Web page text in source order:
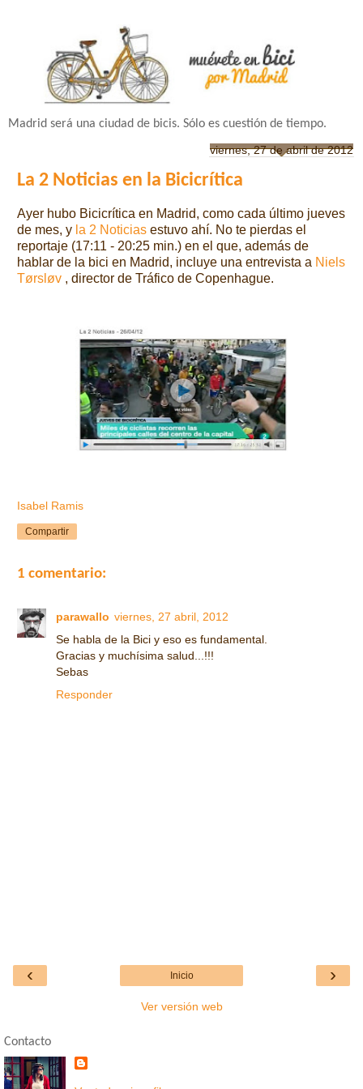
Madrid será una ciudad de bicis. Sólo es cuestión de tiempo.
viernes, 27 de abril de 2012
La 2 Noticias en la Bicicrítica
Ayer hubo Bicicrítica en Madrid, como cada último jueves
de mes, y la 2 Noticias estuvo ahí. No te pierdas el
reportaje (17:11 - 20:25 min.) en el que, además de
hablar de la bici en Madrid, incluye una entrevista a Niels
Tørsløv , director de Tráfico de Copenhague.
Isabel Ramis
Compartir
1 comentario:
parawallo viernes, 27 abril, 2012
Se habla de la Bici y eso es fundamental.
Gracias y muchísima salud...!!!
Sebas
Responder
‹ ›
Inicio
Ver versión web
Contacto